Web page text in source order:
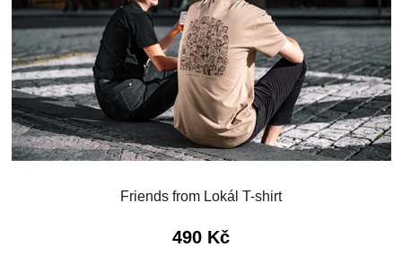
Friends from Lokál T-shirt
490 Kč